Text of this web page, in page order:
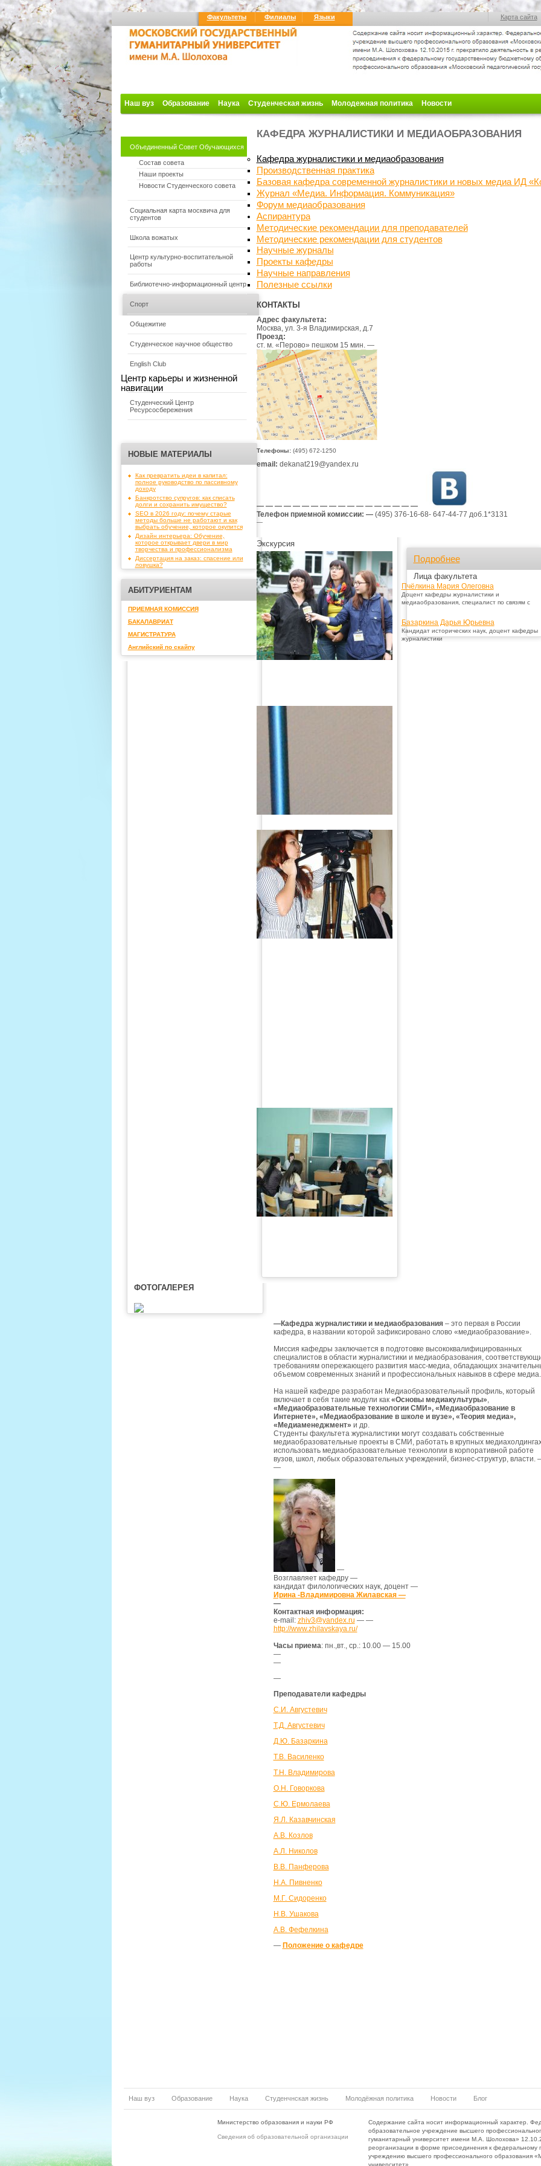
Факультеты Филиалы Языки Карта сайта
Наш вуз Образование Наука Студенческая жизнь Молодежная политика Новости
Объединенный Совет Обучающихся
Состав совета
Наши проекты
Новости Студенческого совета
Социальная карта москвича для
студентов
Школа вожатых
Центр культурно-воспитательной
работы
Библиотечно-информационный центр
Спорт
Общежитие
Студенческое научное общество
English Club
Центр карьеры и жизненной
навигации
Студенческий Центр
Ресурсосбережения
НОВЫЕ МАТЕРИАЛЫ
Как превратить идеи в капитал:
полное руководство по пассивному
доходу
Банкротство супругов: как списать
долги и сохранить имущество?
SEO в 2026 году: почему старые
методы больше не работают и как
выбрать обучение, которое окупится
Дизайн интерьера: Обучение,
которое открывает двери в мир
творчества и профессионализма
Диссертация на заказ: спасение или
ловушка?
АБИТУРИЕНТАМ
ПРИЕМНАЯ КОМИССИЯ
БАКАЛАВРИАТ
МАГИСТРАТУРА
Английский по скайпу
КАФЕДРА ЖУРНАЛИСТИКИ И МЕДИАОБРАЗОВАНИЯ
Кафедра журналистики и медиаобразования
Производственная практика
Базовая кафедра современной журналистикии новых медиа ИД
Журнал «Медиа. Информация. Коммуникация»
Форум медиаобразования
Аспирантура
Методические рекомендации для преподавателей
Методические рекомендации для студентов
Научные журналы
Проекты кафедры
Научные направления
Полезные ссылки
КОНТАКТЫ
Адрес факультета:
Москва, ул. 3-я Владимирская, д.7
Проезд:
ст. м. «Перово» пешком 15 мин.—
Телефоны:(495) 672-1250
email: dekanat219@yandex.ru
— — — — — — — — — — — — — — — — — —
Телефон приемной комиссии: —(495) 376-16-68- 647-44-77 доб.1*3131
—
Экскурсия
Подробнее
Лица факультета
Пчёлкина Мария Олеговна
Доцент кафедры журналистики и
медиаобразования, специалист по связям с
Базаркина Дарья Юрьевна
Кандидат исторических наук, доцент кафедры
журналистики
ФОТОГАЛЕРЕЯ
—Кафедра журналистики и медиаобразования– это первая в России
кафедра, в названии которой зафиксировано слово «медиаобразование».
Миссия кафедры заключается в подготовке высококвалифицированных
специалистов в области журналистики и медиаобразования,
требованиям опережающего развития масс-медиа, обладающих
объемом современных знаний и профессиональных навыков в сфере медиа.
На нашей кафедре разработан Медиаобразовательный профиль, который
включает в себя такие модули как «Основы медиакультуры»,
«Медиаобразовательные технологии СМИ», «Медиаобразование в
Интернете», «Медиаобразование в школе и вузе», «Теория медиа»,
«Медиаменеджмент» и др.
Студенты факультета журналистики могут создавать собственные
медиаобразовательные проекты в СМИ, работать в крупных
использовать медиаобразовательные технологии в корпоративной работе
вузов, школ, любых образовательных учреждений, бизнес-структур, власти.
—
—
Возглавляет кафедру —
кандидат филологических наук, доцент —
Ирина -Владимировна Жилавская —
—
Контактная информация:
e-mail: zhiv3@yandex.ru — —
http://www.zhilavskaya.ru/
Часы приема: пн.,вт., ср.: 10.00 — 15.00
—
—
—
Преподаватели кафедры
С.И. Августевич
Т.Д. Августевич
Д.Ю. Базаркина
Т.В. Василенко
Т.Н. Владимирова
О.Н. Говоркова
С.Ю. Ермолаева
Я.Л. Казавчинская
А.В. Козлов
А.Л. Николов
В.В. Панферова
Н.А. Пивненко
М.Г. Сидоренко
Н.В. Ушакова
А.В. Фефелкина
— Положение о кафедре
Наш вуз Образование Наука Студенчнская жизнь Молодёжная политика Новости Блог
Министерство образования и науки РФ
Сведения об образовательной организации
Содержание сайта носит информационный характер.
образовательное учреждение высшего
гуманитарный университет имени М.А. Шолохова»
реорганизации в форме присоединения к федеральному
учреждению высшего профессионального образования
университет».